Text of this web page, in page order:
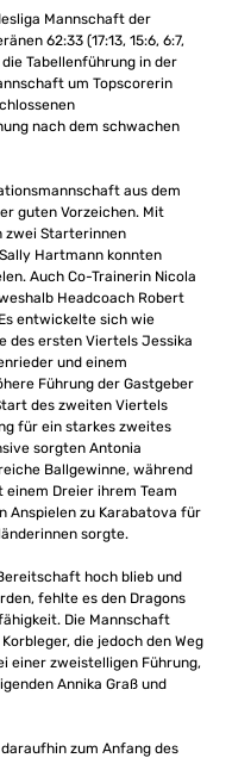
Mannschaft der
62:33 (17:13, 15:6, 6:7,
Tabellenführung in der
um Topscorerin
nach dem schwachen
aus dem
guten Vorzeichen. Mit
zwei Starterinnen
Hartmann konnten
Auch Co-Trainerin Nicola
Headcoach Robert
entwickelte sich wie
des ersten Viertels Jessika
und einem
Führung der Gastgeber
des zweiten Viertels
für ein starkes zweites
sorgten Antonia
Ballgewinne, während
Dreier ihrem Team
Anspielen zu Karabatova für
sorgte.
hoch blieb und
fehlte es den Dragons
Die Mannschaft
die jedoch den Weg
einer zweistelligen Führung,
Annika Graß und
zum Anfang des